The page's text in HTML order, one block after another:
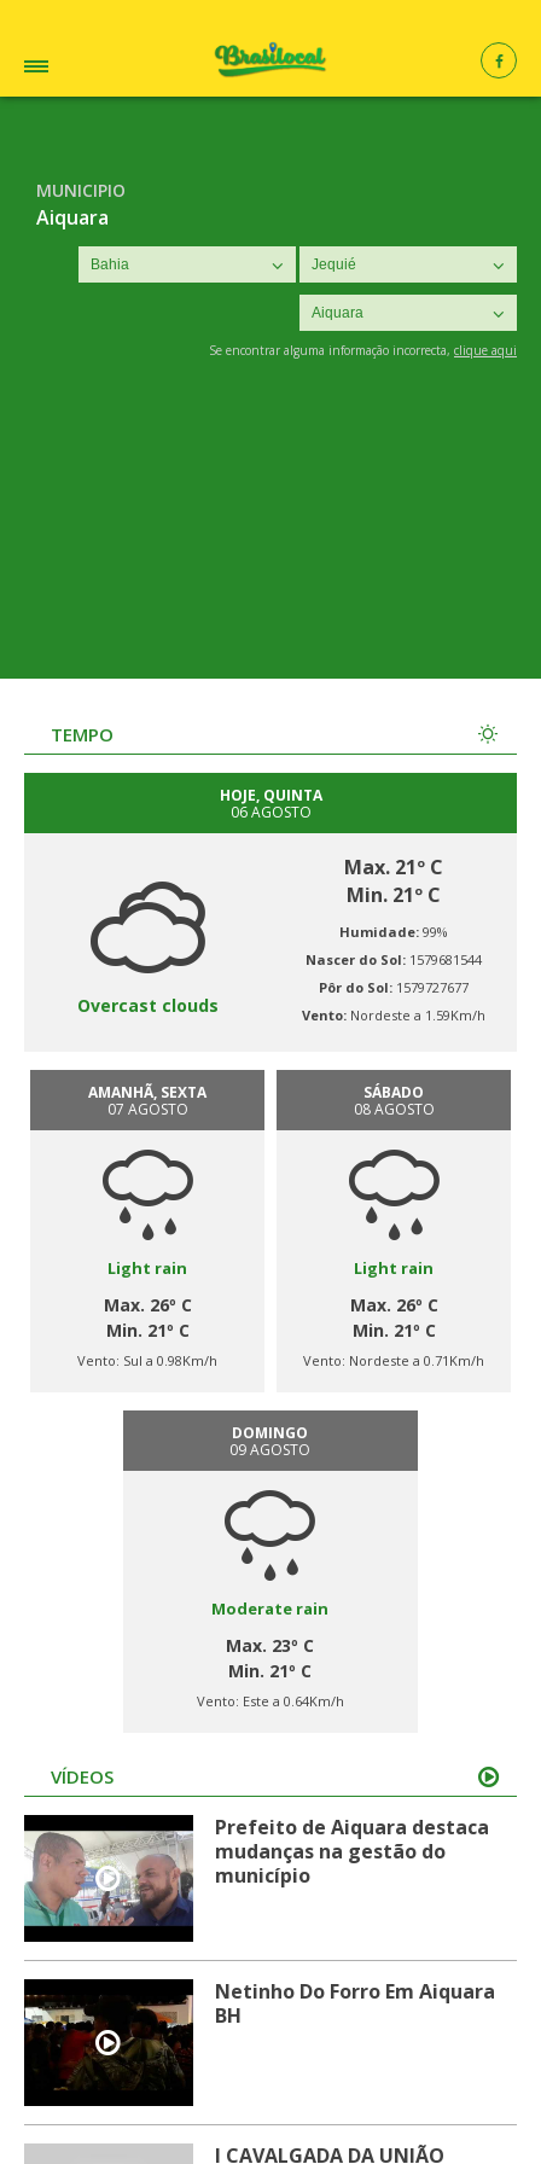
MUNICIPIO
Aiquara
Se encontrar alguma informação incorrecta, clique aqui
TEMPO
HOJE, QUINTA
06 AGOSTO
Overcast clouds
Max. 21º C
Min. 21º C
Humidade: 99%
Nascer do Sol: 1579681544
Pôr do Sol: 1579727677
Vento: Nordeste a 1.59Km/h
AMANHÃ, SEXTA
07 AGOSTO
Light rain
Max. 26º C
Min. 21º C
Vento: Sul a 0.98Km/h
SÁBADO
08 AGOSTO
Light rain
Max. 26º C
Min. 21º C
Vento: Nordeste a 0.71Km/h
DOMINGO
09 AGOSTO
Moderate rain
Max. 23º C
Min. 21º C
Vento: Este a 0.64Km/h
VÍDEOS
Prefeito de Aiquara destaca
mudanças na gestão do
município
Netinho Do Forro Em Aiquara
BH
I CAVALGADA DA UNIÃO